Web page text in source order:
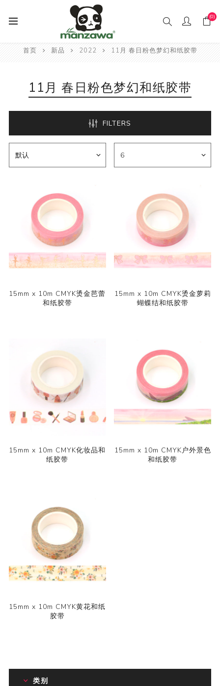
(0)
首页 新品 2022 11月 春日粉色梦幻和纸胶带
11月 春日粉色梦幻和纸胶带
FILTERS
15mm x 10m CMYK烫金芭蕾
和纸胶带
15mm x 10m CMYK烫金萝莉
蝴蝶结和纸胶带
15mm x 10m CMYK化妆品和
纸胶带
15mm x 10m CMYK户外景色
和纸胶带
15mm x 10m CMYK黄花和纸
胶带
类别